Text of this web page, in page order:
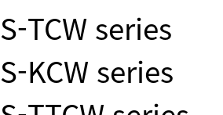
S-TCW series
S-KCW series